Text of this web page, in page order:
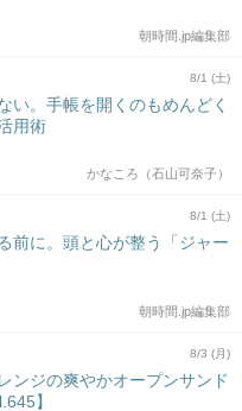
朝時間.jp編集部
8/1 (土)
い。手帳を開くのもめんどく
用術
かなころ（石山可奈子）
8/1 (土)
前に。頭と心が整う「ジャー
朝時間.jp編集部
8/3 (月)
ンジの爽やかオープンサンド
】